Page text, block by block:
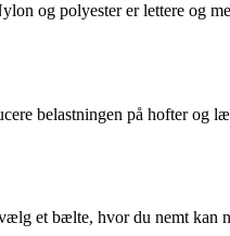
og polyester er lettere og
belastningen på hofter og
et bælte, hvor du nemt kan